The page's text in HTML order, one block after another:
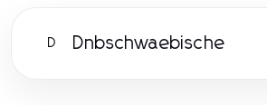
D Dnbschwaebische